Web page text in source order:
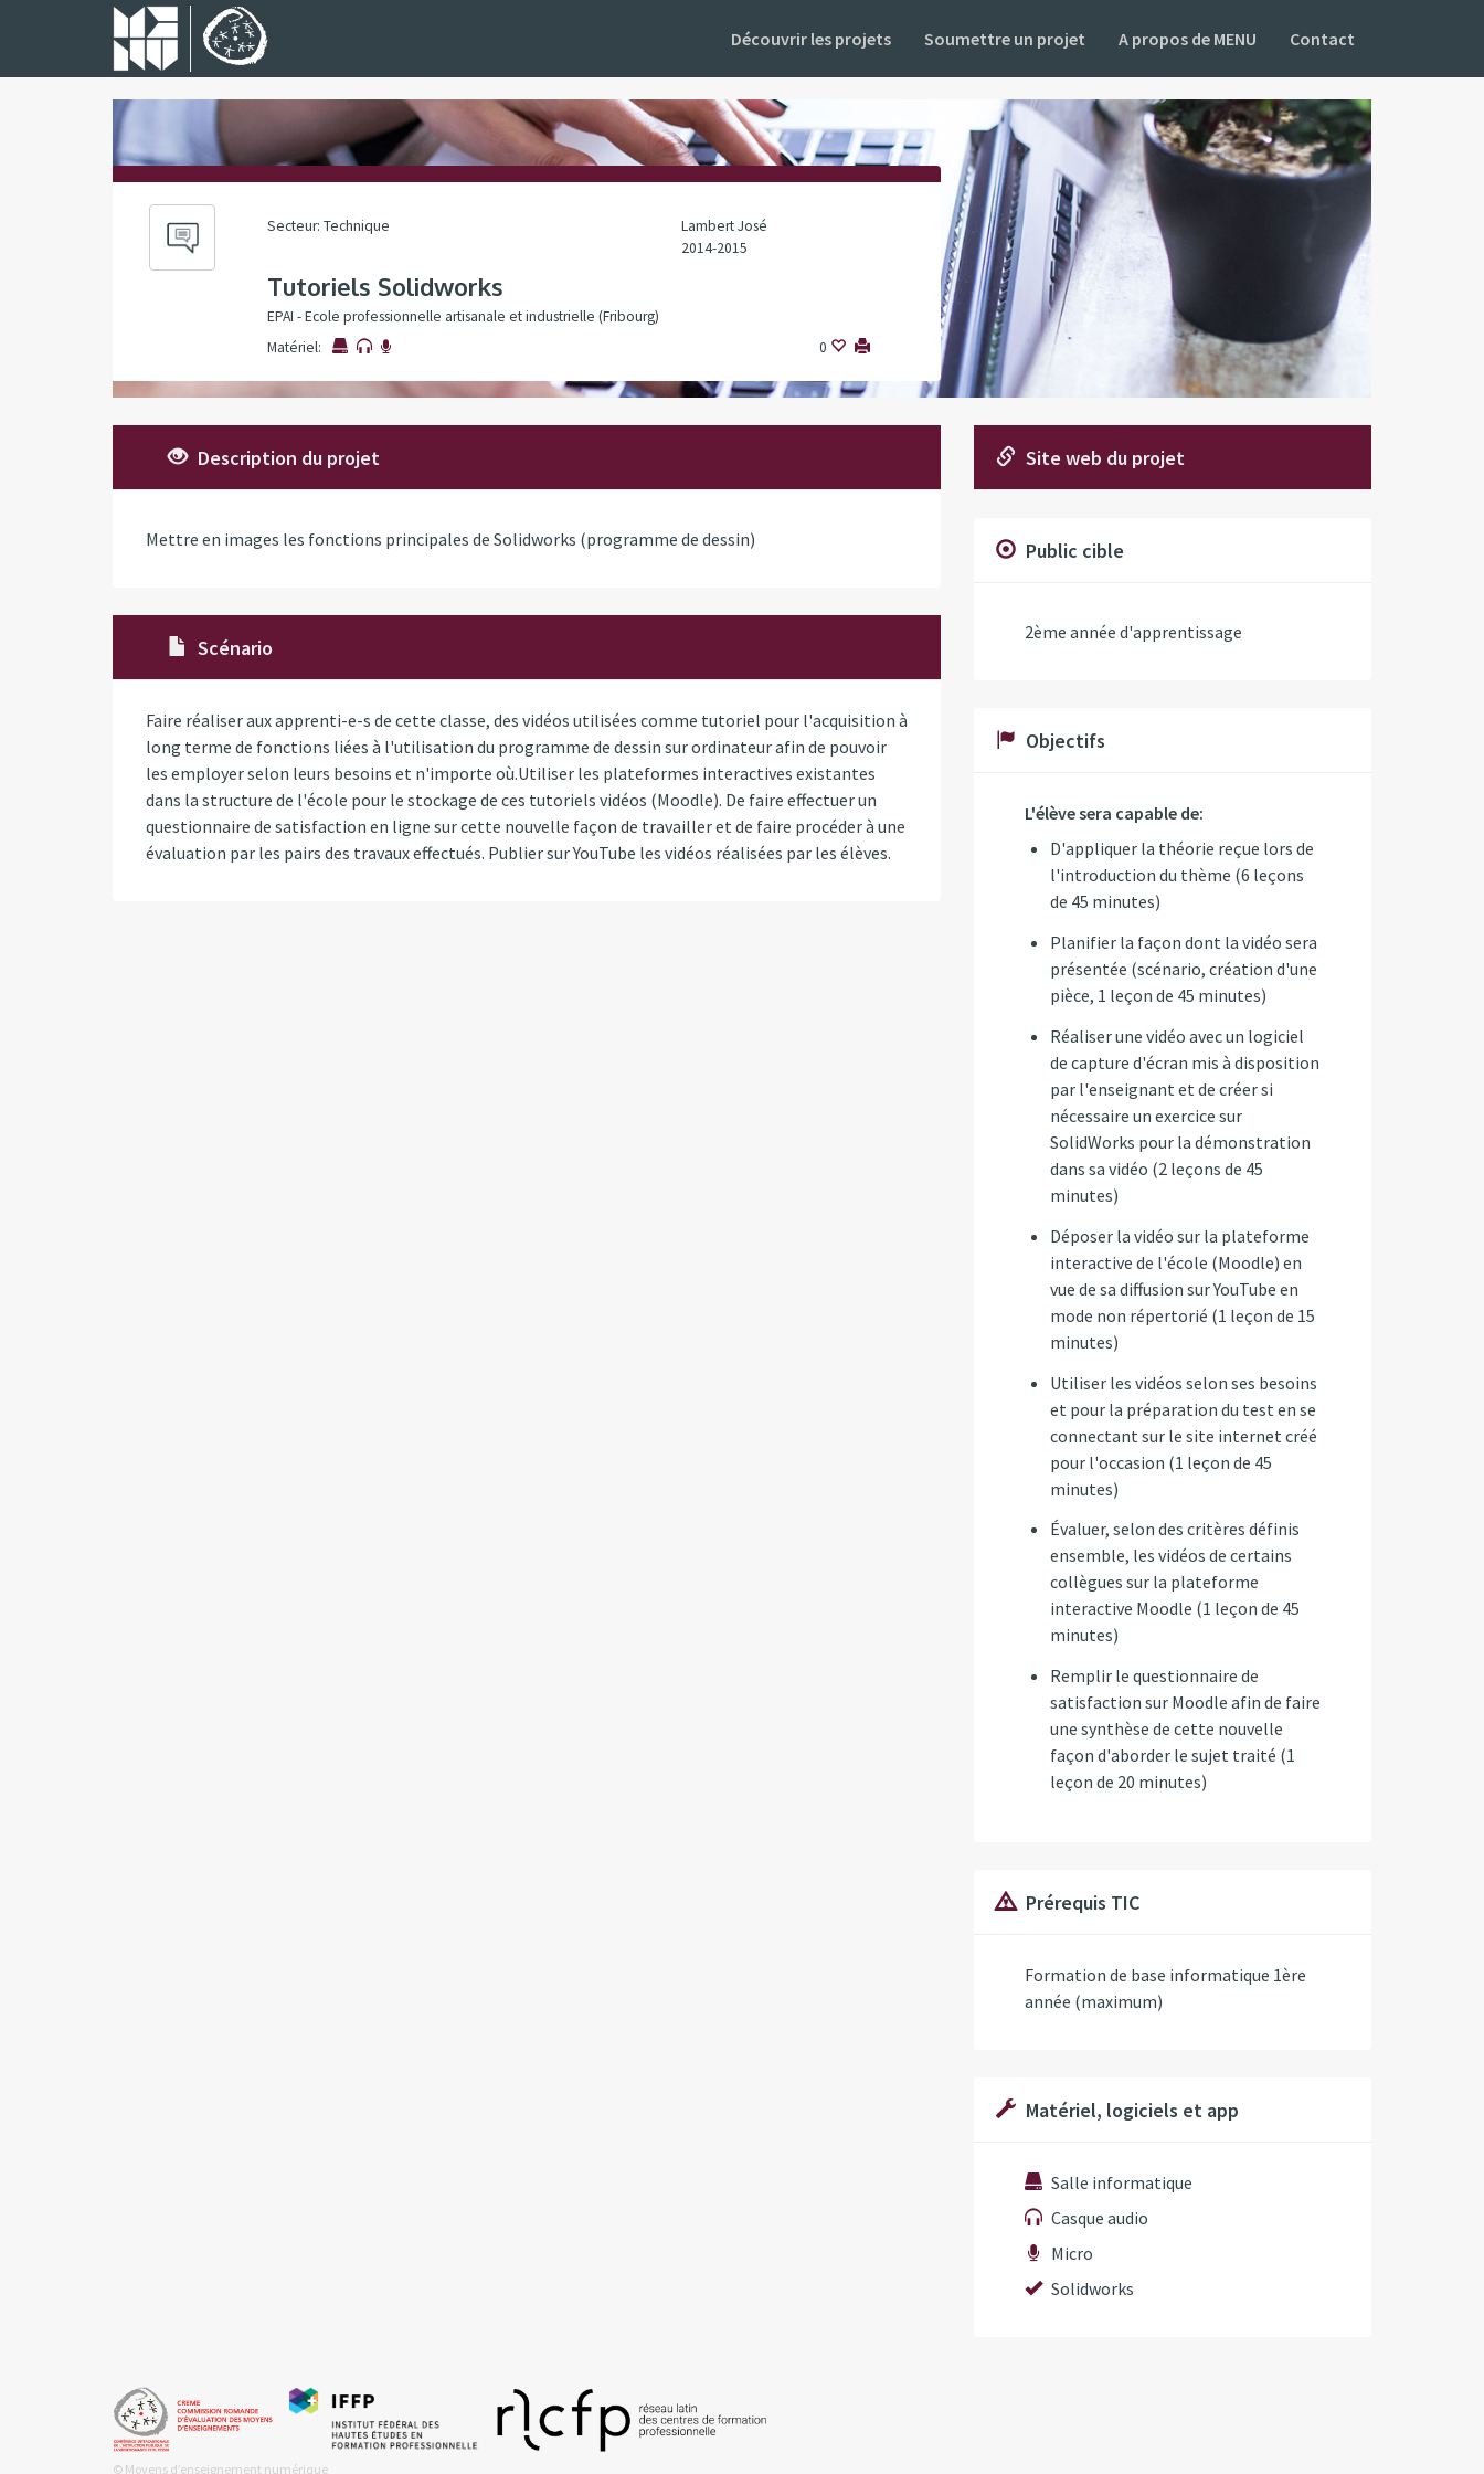
Découvrir les projets Soumettre un projet A propos de MENU Contact
Secteur: Technique
Lambert José
2014-2015
Tutoriels Solidworks
EPAI - Ecole professionnelle artisanale et industrielle (Fribourg)
Matériel:
0
Description du projet
Mettre en images les fonctions principales de Solidworks (programme de dessin)
Scénario
Faire réaliser aux apprenti-e-s de cette classe, des vidéos utilisées comme tutoriel pour l'acquisition à
long terme de fonctions liées à l'utilisation du programme de dessin sur ordinateur afin de pouvoir
les employer selon leurs besoins et n'importe où.Utiliser les plateformes interactives existantes
dans la structure de l'école pour le stockage de ces tutoriels vidéos (Moodle). De faire effectuer un
questionnaire de satisfaction en ligne sur cette nouvelle façon de travailler et de faire procéder à une
évaluation par les pairs des travaux effectués. Publier sur YouTube les vidéos réalisées par les élèves.
Site web du projet
Public cible
2ème année d'apprentissage
Objectifs
L'élève sera capable de:
D'appliquer la théorie reçue lors de
l'introduction du thème (6 leçons
de 45 minutes)
Planifier la façon dont la vidéo sera
présentée (scénario, création d'une
pièce, 1 leçon de 45 minutes)
Réaliser une vidéo avec un logiciel
de capture d'écran mis à disposition
par l'enseignant et de créer si
nécessaire un exercice sur
SolidWorks pour la démonstration
dans sa vidéo (2 leçons de 45
minutes)
Déposer la vidéo sur la plateforme
interactive de l'école (Moodle) en
vue de sa diffusion sur YouTube en
mode non répertorié (1 leçon de 15
minutes)
Utiliser les vidéos selon ses besoins
et pour la préparation du test en se
connectant sur le site internet créé
pour l'occasion (1 leçon de 45
minutes)
Évaluer, selon des critères définis
ensemble, les vidéos de certains
collègues sur la plateforme
interactive Moodle (1 leçon de 45
minutes)
Remplir le questionnaire de
satisfaction sur Moodle afin de faire
une synthèse de cette nouvelle
façon d'aborder le sujet traité (1
leçon de 20 minutes)
Prérequis TIC
Formation de base informatique 1ère
année (maximum)
Matériel, logiciels et app
Salle informatique
Casque audio
Micro
Solidworks
© Moyens d’enseignement numérique